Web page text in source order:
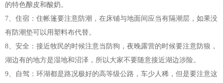
的特色酿皮和酸奶。
7、住宿：住帐篷要注意防潮，在床铺与地面间应当有隔潮层，如果没
有防潮垫可以用塑料布代替。
8、安全：接近牧民的时候注意当防狗，夜晚露营的时候要注意防狼，
湖边有的地方是湿地和沼泽，所以大家不要随意接近湖边涉险。
9、自驾：环湖都是路况极好的高等级公路，车少人稀，但是要注意这